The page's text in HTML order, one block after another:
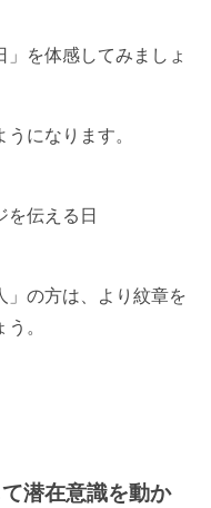
を体感してみましょ
になります。
を伝える日
」の方は、より紋章を
。
潜在意識を動か